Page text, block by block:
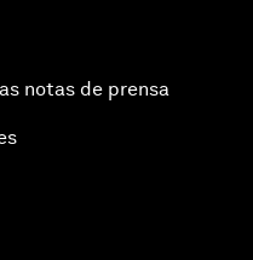
notas de prensa